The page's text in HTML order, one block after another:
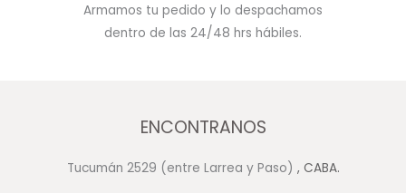
Armamos tu pedido y lo despachamos
dentro de las 24/48 hrs hábiles.
ENCONTRANOS
Tucumán 2529 (entre Larrea y Paso) , CABA.